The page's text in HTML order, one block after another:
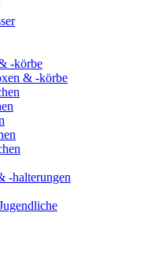
-körbe
& -körbe
-halterungen